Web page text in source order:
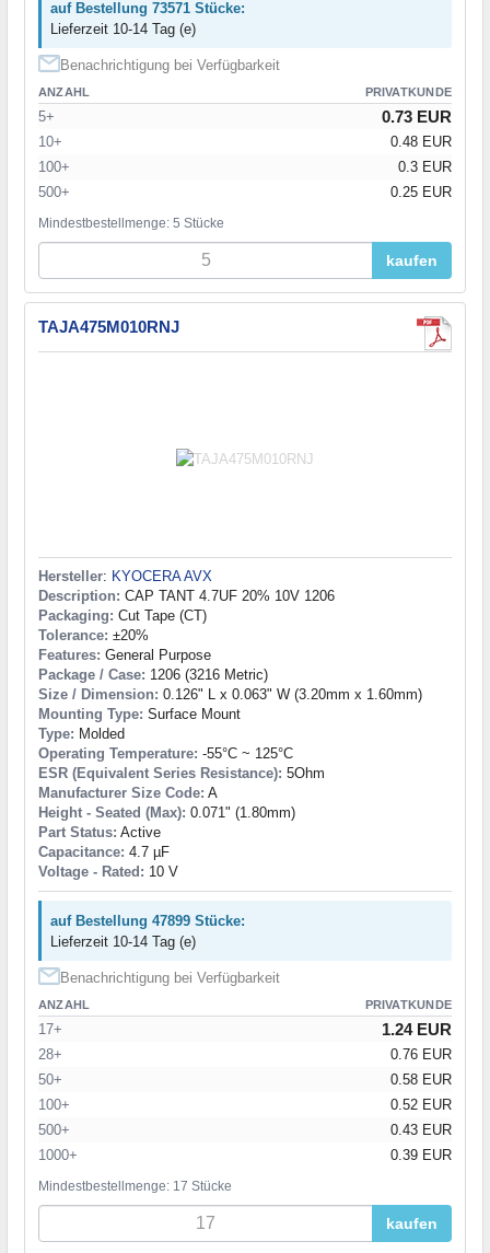
auf Bestellung 73571 Stücke:
Lieferzeit 10-14 Tag (e)
Benachrichtigung bei Verfügbarkeit
ANZAHL PRIVATKUNDE
5+ 0.73 EUR
10+
0.48 EUR
100+
0.3 EUR
500+
0.25 EUR
Mindestbestellmenge: 5 Stücke
kaufen
TAJA475M010RNJ
Hersteller: KYOCERA AVX
Description: CAP TANT 4.7UF 20% 10V 1206
Packaging: Cut Tape (CT)
Tolerance: ±20%
Features: General Purpose
Package / Case: 1206 (3216 Metric)
Size / Dimension: 0.126" L x 0.063" W (3.20mm x 1.60mm)
Mounting Type: Surface Mount
Type: Molded
Operating Temperature: -55°C ~ 125°C
ESR (Equivalent Series Resistance): 5Ohm
Manufacturer Size Code: A
Height - Seated (Max): 0.071" (1.80mm)
Part Status: Active
Capacitance: 4.7 µF
Voltage - Rated: 10 V
auf Bestellung 47899 Stücke:
Lieferzeit 10-14 Tag (e)
Benachrichtigung bei Verfügbarkeit
ANZAHL PRIVATKUNDE
17+ 1.24 EUR
28+
0.76 EUR
50+
0.58 EUR
100+
0.52 EUR
500+
0.43 EUR
1000+
0.39 EUR
Mindestbestellmenge: 17 Stücke
kaufen